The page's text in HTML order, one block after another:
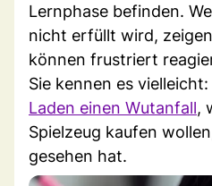
Lernphase befinden.
nicht erfüllt wird,
können frustriert
Sie kennen es
Laden einen Wutanfall,
Spielzeug kaufen
gesehen hat.